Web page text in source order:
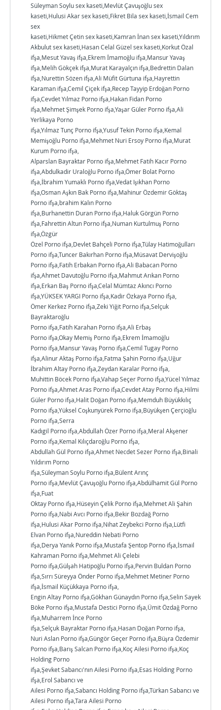
Süleyman Soylu sex kaseti,Mevlüt Çavuşoğlu sex
kaseti,Hulusi Akar sex kaseti,Fikret Bila sex kaseti,İsmail Cem
sex
kaseti,Hikmet Çetin sex kaseti,Kamran İnan sex kaseti,Yıldırım
Akbulut sex kaseti,Hasan Celal Güzel sex kaseti,Korkut Özal
ifşa,Mesut Yavaş ifşa,Ekrem İmamoğlu ifşa,Mansur Yavaş
ifşa,Melih Gökçek ifşa,Murat Karayalçın ifşa,Bedrettin Dalan
ifşa,Nurettin Sözen ifşa,Ali Müfit Gürtuna ifşa,Hayrettin
Karaman ifşa,Cemil Çiçek ifşa,Recep Tayyip Erdoğan Porno
ifşa,Cevdet Yılmaz Porno ifşa,Hakan Fidan Porno
ifşa,Mehmet Şimşek Porno ifşa,Yaşar Güler Porno ifşa,Ali
Yerlikaya Porno
ifşa,Yılmaz Tunç Porno ifşa,Yusuf Tekin Porno ifşa,Kemal
Memişoğlu Porno ifşa,Mehmet Nuri Ersoy Porno ifşa,Murat
Kurum Porno ifşa,
Alparslan Bayraktar Porno ifşa,Mehmet Fatih Kacır Porno
ifşa,Abdulkadir Uraloğlu Porno ifşa,Ömer Bolat Porno
ifşa,İbrahim Yumaklı Porno ifşa,Vedat Işıkhan Porno
ifşa,Osman Aşkın Bak Porno ifşa,Mahinur Özdemir Göktaş
Porno ifşa,brahim Kalın Porno
ifşa,Burhanettin Duran Porno ifşa,Haluk Görgün Porno
ifşa,Fahrettin Altun Porno ifşa,Numan Kurtulmuş Porno
ifşa,Özgür
Özel Porno ifşa,Devlet Bahçeli Porno ifşa,Tülay Hatimoğulları
Porno ifşa,Tuncer Bakırhan Porno ifşa,Müsavat Dervişoğlu
Porno ifşa,Fatih Erbakan Porno ifşa,Ali Babacan Porno
ifşa,Ahmet Davutoğlu Porno ifşa,Mahmut Arıkan Porno
ifşa,Erkan Baş Porno ifşa,Celal Mümtaz Akıncı Porno
ifşa,YÜKSEK YARGI Porno ifşa,Kadir Özkaya Porno ifşa,
Ömer Kerkez Porno ifşa,Zeki Yiğit Porno ifşa,Selçuk
Bayraktaroğlu
Porno ifşa,Fatih Karahan Porno ifşa,Ali Erbaş
Porno ifşa,Okay Memiş Porno ifşa,Ekrem İmamoğlu
Porno ifşa,Mansur Yavaş Porno ifşa,Cemil Tugay Porno
ifşa,Alinur Aktaş Porno ifşa,Fatma Şahin Porno ifşa,Uğur
İbrahim Altay Porno ifşa,Zeydan Karalar Porno ifşa,
Muhittin Böcek Porno ifşa,Vahap Seçer Porno ifşa,Yücel Yılmaz
Porno ifşa,Ahmet Aras Porno ifşa,Cevdet Atay Porno ifşa,Hilmi
Güler Porno ifşa,Halit Doğan Porno ifşa,Memduh Büyükkılıç
Porno ifşa,Yüksel Coşkunyürek Porno ifşa,Büyükşen Çerçioğlu
Porno ifşa,Serra
Kadıgil Porno ifşa,Abdullah Özer Porno ifşa,Meral Akşener
Porno ifşa,Kemal Kılıçdaroğlu Porno ifşa,
Abdullah Gül Porno ifşa,Ahmet Necdet Sezer Porno ifşa,Binali
Yıldırım Porno
ifşa,Süleyman Soylu Porno ifşa,Bülent Arınç
Porno ifşa,Mevlüt Çavuşoğlu Porno ifşa,Abdülhamit Gül Porno
ifşa,Fuat
Oktay Porno ifşa,Hüseyin Çelik Porno ifşa,Mehmet Ali Şahin
Porno ifşa,Nabi Avcı Porno ifşa,Bekir Bozdağ Porno
ifşa,Hulusi Akar Porno ifşa,Nihat Zeybekci Porno ifşa,Lütfi
Elvan Porno ifşa,Nureddin Nebati Porno
ifşa,Derya Yanık Porno ifşa,Mustafa Şentop Porno ifşa,İsmail
Kahraman Porno ifşa,Mehmet Ali Çelebi
Porno ifşa,Gülşah Hatipoğlu Porno ifşa,Pervin Buldan Porno
ifşa,Sırrı Süreyya Önder Porno ifşa,Mehmet Metiner Porno
ifşa,İsmail Küçükkaya Porno ifşa,
Engin Altay Porno ifşa,Gökhan Günaydın Porno ifşa,Selin Sayek
Böke Porno ifşa,Mustafa Destici Porno ifşa,Ümit Özdağ Porno
ifşa,Muharrem İnce Porno
ifşa,Selçuk Bayraktar Porno ifşa,Hasan Doğan Porno ifşa,
Nuri Aslan Porno ifşa,Güngör Geçer Porno ifşa,Büşra Özdemir
Porno ifşa,Barış Salcan Porno ifşa,Koç Ailesi Porno ifşa,Koç
Holding Porno
ifşa,Şevket Sabancı'nın Ailesi Porno ifşa,Esas Holding Porno
ifşa,Erol Sabancı ve
Ailesi Porno ifşa,Sabancı Holding Porno ifşa,Türkan Sabancı ve
Ailesi Porno ifşa,Tara Ailesi Porno